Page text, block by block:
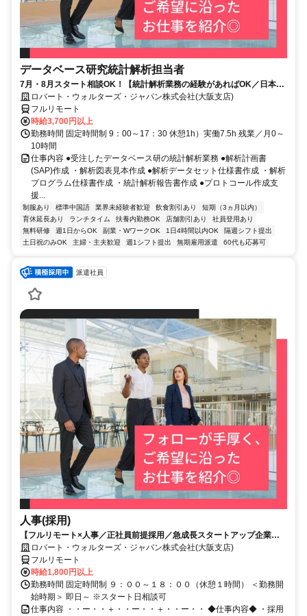
データベース研究統計解析担当者
7月・8月スタート相談OK！【統計解析業務の経験があればOK／日本全
国どこでもOK／完全在宅／時給３７００円／正社員登用可能性あり】統
計解析
ロバート・ウォルターズ・ジャパン株式会社(大阪支店)
フルリモート
時給3,700円以上
勤務時間 固定時間制 9：00～17：30 休憩1h）実働7.5h 残業／月0～
10時間
仕事内容 ●受注したデータベース研の統計解析業務 ●解析計画書
(SAP)作成 ・解析図表見本作成 ●解析データセット仕様書作成 ・解析
プログラム仕様書作成 ・統計解析報告書作成 ●プロトコール作成支
援...
制服あり 標準中国語 業界未経験者歓迎 飲食割引あり
短期（3ヵ月以内）
育休延長あり
ランチタイム 扶養内勤務OK 店舗割引あり
社員登用あり
無料研修
週1日からOK 副業・WワークOK 1日4時間以内OK
隔週シフト提出
土日祝のみOK
主婦・主夫歓迎 週1シフト提出 無期雇用派遣 60代も応募可
派遣社員
人事(採用)
【フルリモート×人事／正社員前提採用／急成長スタートアップ企業／
英語】Robert Walters
ロバート・ウォルターズ・ジャパン株式会社(大阪支店)
フルリモート
時給1,800円以上
勤務時間 固定時間制 ９：００～１８：００（休憩１時間） ＜勤務開
始時期＞ 即日～ ※スタート日相談可
仕事内容 ・・ー・・＋・・ー・・＋・・ー・・ ◆仕事内容◆ ・採用